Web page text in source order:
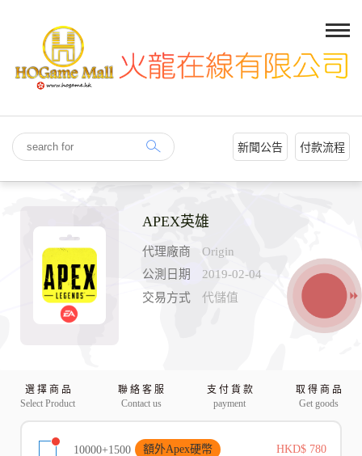
新聞公告 付款流程
APEX英雄
代理廠商
Origin
公測日期
2019-02-04
交易方式
代儲值
選 擇 商 品
Select Product
聯 絡 客 服
Contact us
支 付 貨 款
payment
取 得 商 品
Get goods
10000+1500 額外Apex硬幣 HKD$ 780